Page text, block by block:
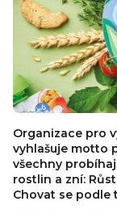
Organizace pro
vyhlašuje motto
všechny
rostlin a zní:
Chovat se podle